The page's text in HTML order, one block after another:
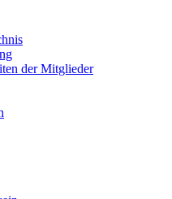
der Mitglieder